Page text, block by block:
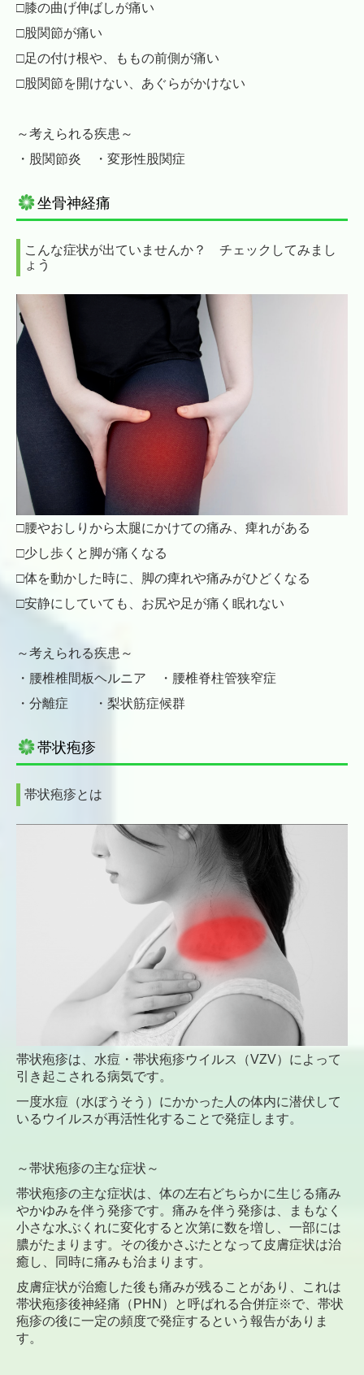
□膝の曲げ伸ばしが痛い
□股関節が痛い
□足の付け根や、ももの前側が痛い
□股関節を開けない、あぐらがかけない
～考えられる疾患～
・股関節炎 ・変形性股関症
坐骨神経痛
こんな症状が出ていませんか？ チェックしてみまし
ょう
□腰やおしりから太腿にかけての痛み、痺れがある
□少し歩くと脚が痛くなる
□体を動かした時に、脚の痺れや痛みがひどくなる
□安静にしていても、お尻や足が痛く眠れない
～考えられる疾患～
・腰椎椎間板ヘルニア ・腰椎脊柱管狭窄症
・分離症 ・梨状筋症候群
帯状疱疹
帯状疱疹とは
帯状疱疹は、水痘・帯状疱疹ウイルス（VZV）によって
引き起こされる病気です。
一度水痘（水ぼうそう）にかかった人の体内に潜伏して
いるウイルスが再活性化することで発症します。
～帯状疱疹の主な症状～
帯状疱疹の主な症状は、体の左右どちらかに生じる痛み
やかゆみを伴う発疹です。痛みを伴う発疹は、まもなく
小さな水ぶくれに変化すると次第に数を増し、一部には
膿がたまります。その後かさぶたとなって皮膚症状は治
癒し、同時に痛みも治まります。
皮膚症状が治癒した後も痛みが残ることがあり、これは
帯状疱疹後神経痛（PHN）と呼ばれる合併症※で、帯状
疱疹の後に一定の頻度で発症するという報告がありま
す。